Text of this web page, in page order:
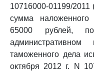
10716000-01199/2011
сумма
65000 рублей,
таможенного дела
октября 2012 г. N